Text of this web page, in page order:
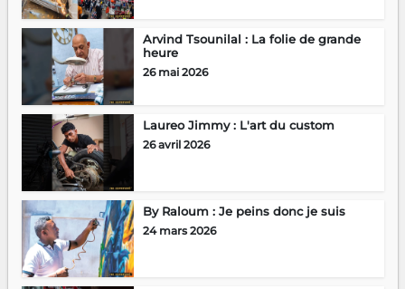
Arvind Tsounilal : La folie de grande
heure
26 mai 2026
Laureo Jimmy : L'art du custom
26 avril 2026
By Raloum : Je peins donc je suis
24 mars 2026